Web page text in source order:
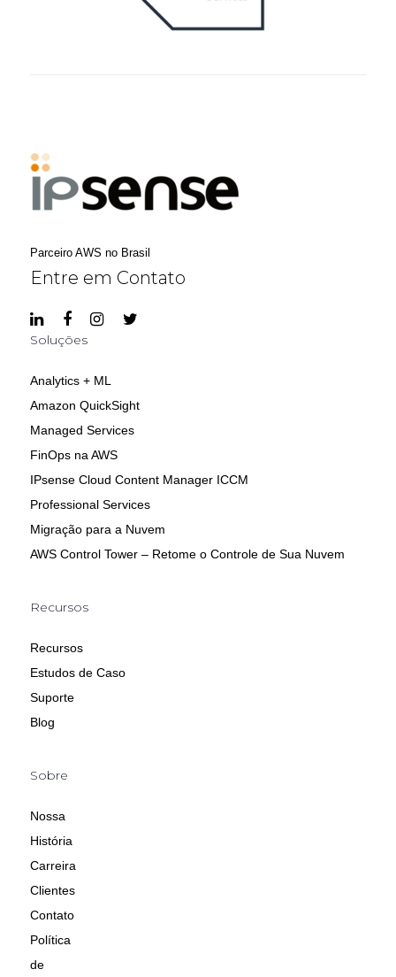
Parceiro AWS no Brasil
Entre em Contato
Soluções
Analytics + ML
Amazon QuickSight
Managed Services
FinOps na AWS
IPsense Cloud Content Manager ICCM
Professional Services
Migração para a Nuvem
AWS Control Tower – Retome o Controle de Sua Nuvem
Recursos
Recursos
Estudos de Caso
Suporte
Blog
Sobre
Nossa
História
Carreira
Clientes
Contato
Política
de